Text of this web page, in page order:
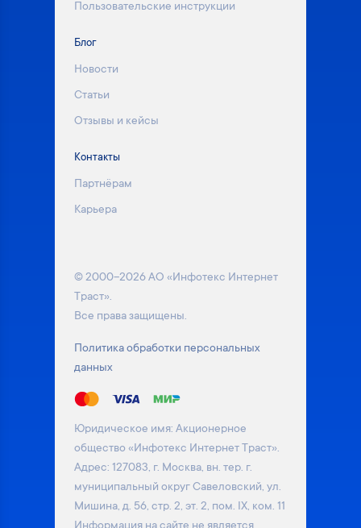
Пользовательские инструкции
Блог
Новости
Статьи
Отзывы и кейсы
Контакты
Партнёрам
Карьера
© 2000–2026 АО «Инфотекс Интернет
Траст».
Все права защищены.
Политика обработки персональных
данных
Юридическое имя: Акционерное
общество «Инфотекс Интернет Траст».
Адрес: 127083, г. Москва, вн. тер. г.
муниципальный округ Савеловский, ул.
Мишина, д. 56, стр. 2, эт. 2, пом. IX, ком. 11